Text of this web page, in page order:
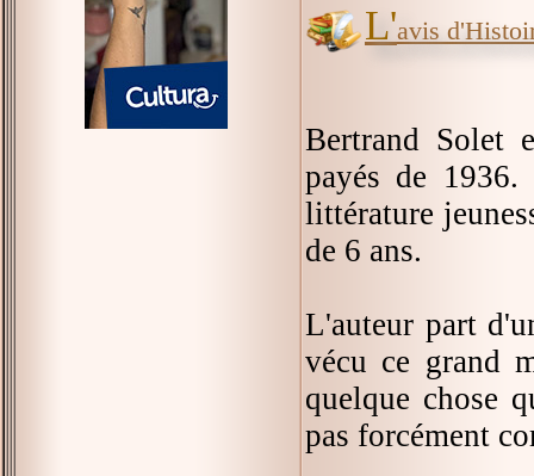
L'avis
Bertrand Solet
payés de 1936.
littérature
de 6 ans.
L'auteur part
vécu ce grand
quelque chose
pas forcément